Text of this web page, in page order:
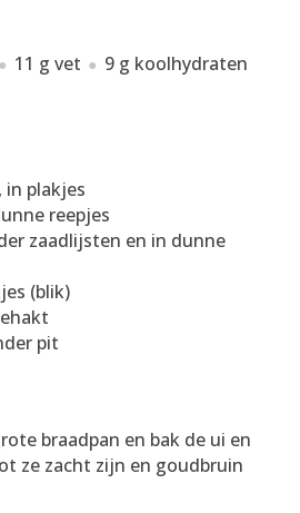
11 g vet
9 g koolhydraten
plakjes
reepjes
zaadlijsten en in dunne
(blik)
pit
braadpan en bak de ui en
ze zacht zijn en goudbruin